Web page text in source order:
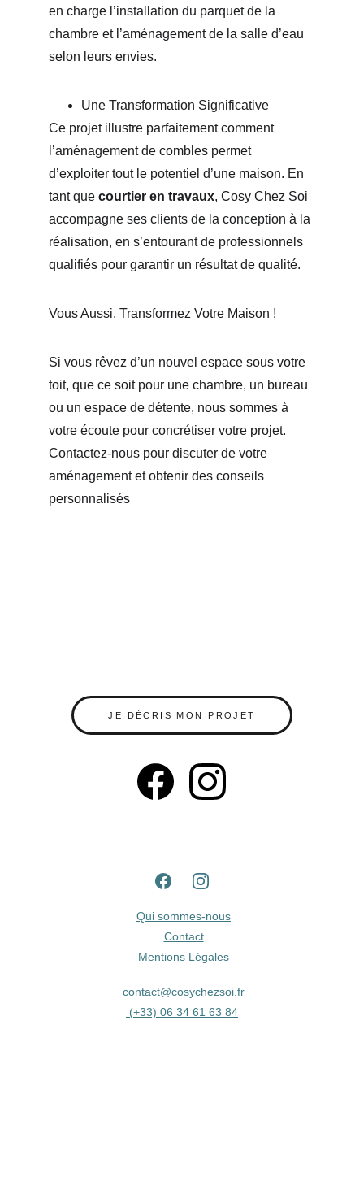
en charge l’installation du parquet de la
chambre et l’aménagement de la salle d’eau
selon leurs envies.
Une Transformation Significative
Ce projet illustre parfaitement comment
l’aménagement de combles permet
d’exploiter tout le potentiel d’une maison. En
tant que courtier en travaux, Cosy Chez Soi
accompagne ses clients de la conception à la
réalisation, en s’entourant de professionnels
qualifiés pour garantir un résultat de qualité.
Vous Aussi, Transformez Votre Maison !
Si vous rêvez d’un nouvel espace sous votre
toit, que ce soit pour une chambre, un bureau
ou un espace de détente, nous sommes à
votre écoute pour concrétiser votre projet.
Contactez-nous pour discuter de votre
aménagement et obtenir des conseils
personnalisés
JE DÉCRIS MON PROJET
Qui sommes-nous
Contact
Mentions Légales
contact@cosychezsoi.fr
(+33) 06 34 61 63 84